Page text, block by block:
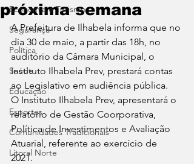
Economia e Turismo
Segurança
Política
Saúde
Educação
Esportes
Comunidades Tradicionais
Litoral Norte
próxima semana
A Prefeitura de Ilhabela informa que no
dia 30 de maio, a partir das 18h, no
auditório da Câmara Municipal, o
Instituto Ilhabela Prev, prestará contas
ao Legislativo em audiência pública.
O Instituto Ilhabela Prev, apresentará o
relatório de Gestão Coorporativa,
Política de Investimentos e Avaliação
Atuarial, referente ao exercício de
2021.